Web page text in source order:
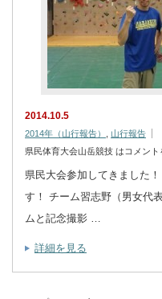
2014.10.5
2014年（山行報告）
山行報告
県民体育大会山岳競技 は コメン
県民大会参加してきました
す！ チーム習志野（男女代
ムと記念撮影 …
詳細を見る